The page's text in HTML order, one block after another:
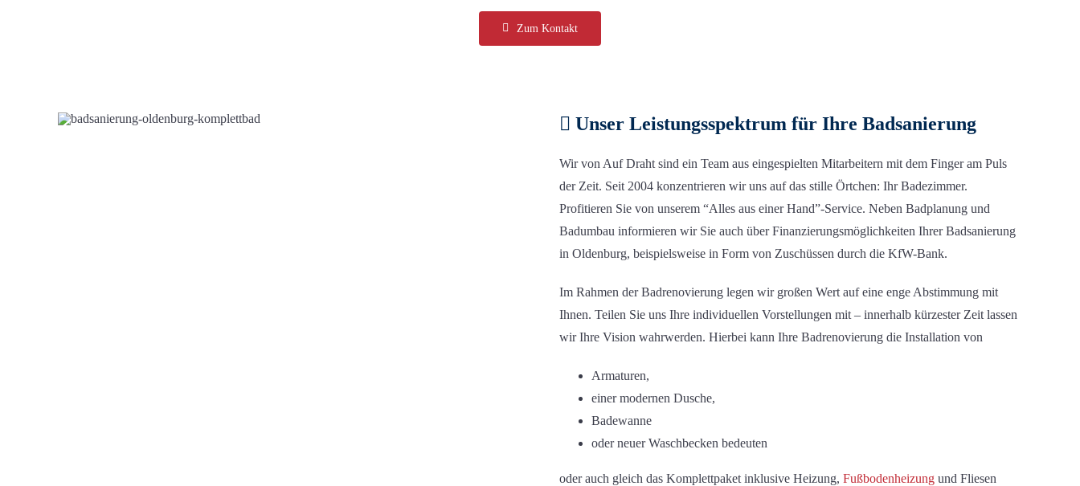
Zum Kontakt
Unser Leistungsspektrum für Ihre Badsanierung
Wir von Auf Draht sind ein Team aus eingespielten Mitarbeitern mit dem Finger am Puls
der Zeit. Seit 2004 konzentrieren wir uns auf das stille Örtchen: Ihr Badezimmer.
Profitieren Sie von unserem “Alles aus einer Hand”-Service. Neben Badplanung und
Badumbau informieren wir Sie auch über Finanzierungsmöglichkeiten Ihrer Badsanierung
in Oldenburg, beispielsweise in Form von Zuschüssen durch die KfW-Bank.
Im Rahmen der Badrenovierung legen wir großen Wert auf eine enge Abstimmung mit
Ihnen. Teilen Sie uns Ihre individuellen Vorstellungen mit – innerhalb kürzester Zeit lassen
wir Ihre Vision wahrwerden. Hierbei kann Ihre Badrenovierung die Installation von
Armaturen,
einer modernen Dusche,
Badewanne
oder neuer Waschbecken bedeuten
oder auch gleich das Komplettpaket inklusive Heizung, Fußbodenheizung und Fliesen